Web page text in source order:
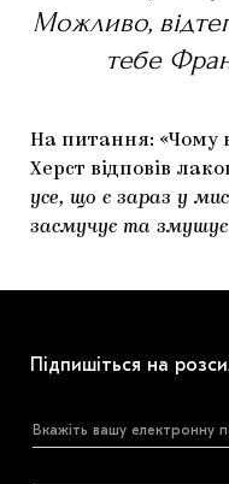
Можливо,
тебе
На питання: «Чому
Херст відповів
усе, що є зараз у
засмучує та змушує
Підпишіться на